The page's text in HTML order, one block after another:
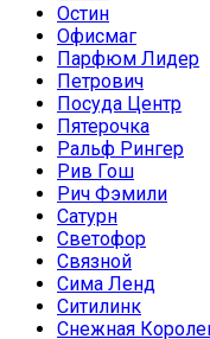
Остин
Офисмаг
Парфюм Лидер
Петрович
Посуда Центр
Пятерочка
Ральф Рингер
Рив Гош
Рич Фэмили
Сатурн
Светофор
Связной
Сима Ленд
Ситилинк
Снежная